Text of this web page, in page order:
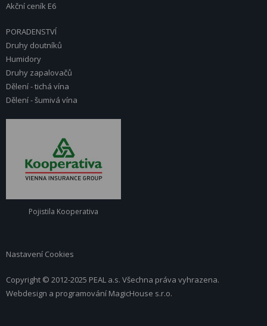
Akční ceník E6
PORADENSTVÍ
Druhy doutníků
Humidory
Druhy zapalovačů
Dělení - tichá vína
Dělení - šumivá vína
Pojistila Kooperativa
Nastavení Cookies
Copyright © 2012-2025 PEAL a.s. Všechna práva vyhrazena.
Webdesign a programování MagicHouse s.r.o.